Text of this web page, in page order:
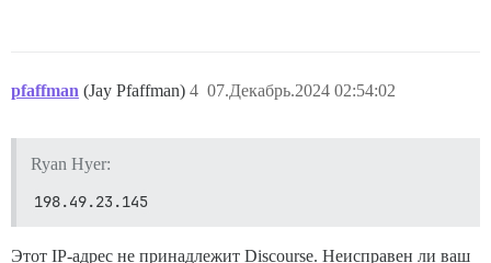
pfaffman (Jay Pfaffman) 07.Декабрь.2024 02:54:02
4
Ryan Hyer:
198.49.23.145
Этот IP-адрес не принадлежит Discourse. Неисправен ли ваш